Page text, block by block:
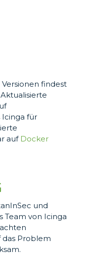
findest
Aktualisierte
Icinga für
auf Docker
und
Team von Icinga
Problem